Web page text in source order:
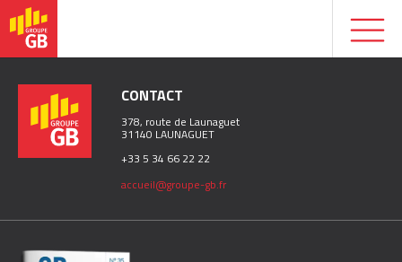
CONTACT
378, route de Launaguet
31140 LAUNAGUET
+33 5 34 66 22 22
accueil@groupe-gb.fr